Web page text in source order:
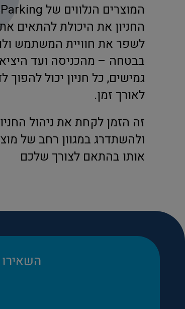
החניון את היכולת להתאים
לשפר את חוויית המשתמש
בבטחה – מהכניסה ועד
גמישים, כל חניון יכול להפוך
לאורך זמן.
זה הזמן לקחת את ניהול
ולהשתדרג במגוון רחב של
אותו בהתאם לצורך שלכם